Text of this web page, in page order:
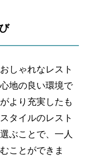
しゃれなレスト
地の良い環境で
より充実したも
タイルのレスト
ぶことで、一人
ことができま